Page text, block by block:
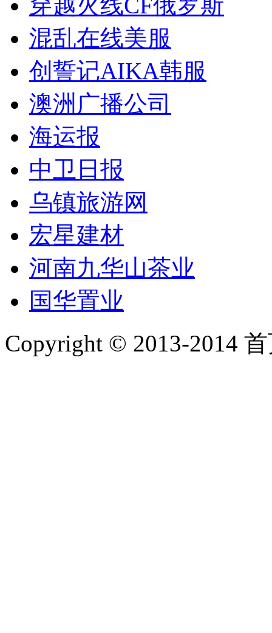
混乱在线美服
创誓记AIKA韩服
澳洲广播公司
海运报
中卫日报
乌镇旅游网
宏星建材
河南九华山茶业
国华置业
Copyright © 2013-2014